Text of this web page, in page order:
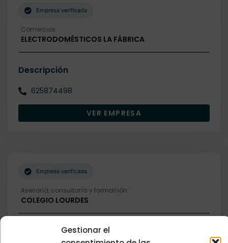
Gestionar el
Comercios
ELECTRODOMÉSTICOS LA FÁBRICA
Descripción
625874498
VER EMPRESA
Empresa verificada
Asesoría, consultaría y formación
COLEGIO LOURDES
Descripción
Empresa verificada